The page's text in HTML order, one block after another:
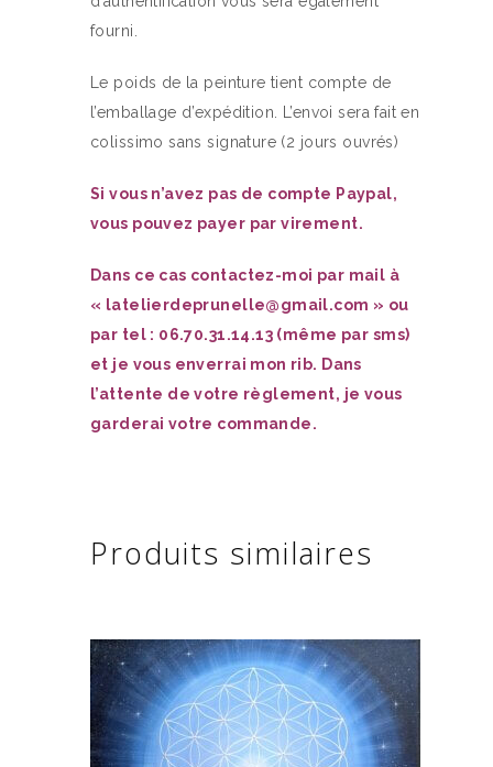
fourni.
Le poids de la peinture tient compte de
l’emballage d’expédition. L’envoi sera fait en
colissimo sans signature (2 jours ouvrés)
Si vous n’avez pas de compte Paypal,
vous pouvez payer par virement.
Dans ce cas contactez-moi par mail à
« latelierdeprunelle@gmail.com » ou
par tel : 06.70.31.14.13 (même par sms)
et je vous enverrai mon rib. Dans
l’attente de votre règlement, je vous
garderai votre commande.
Produits similaires